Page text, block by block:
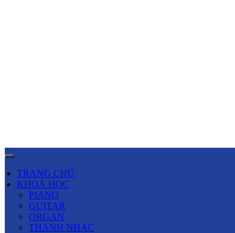
TRANG CHỦ
KHOÁ HỌC
PIANO
GUITAR
ORGAN
THANH NHẠC